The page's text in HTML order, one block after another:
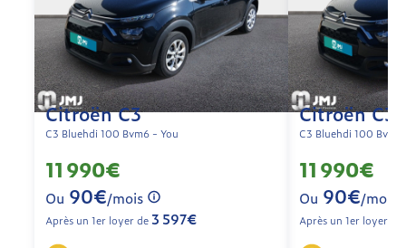
Citroën C3
C3 Bluehdi 100 Bvm6 - You
11 990€
Ou 90€/mois
Après un 1er loyer de 3 597€
Citroën C3
C3 Bluehdi 100
11 990€
Ou 90€/mois
Après un 1er loyer de